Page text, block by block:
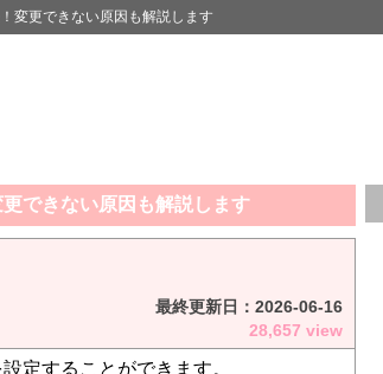
変更できない原因も解説します
できない原因も解説します
最終更新日： 2026-06-16
28,657 view
定することができます。